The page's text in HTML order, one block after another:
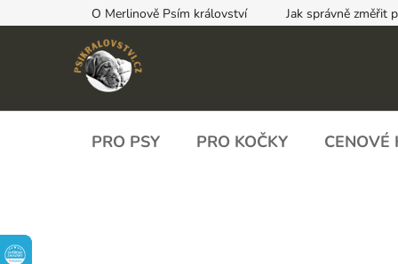
na
O Merlinově Psím království Jak správně změřit
PRO PSY PRO KOČKY CENOVÉ